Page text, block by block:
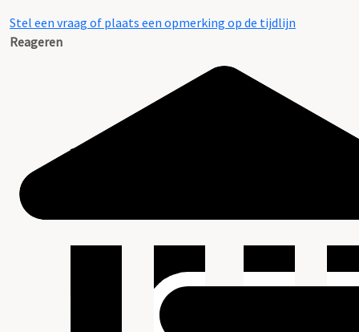
Stel een vraag of plaats een opmerking op de tijdlijn
Reageren